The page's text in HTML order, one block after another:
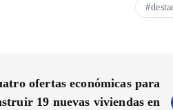
ofertas económicas para
19 nuevas viviendas en